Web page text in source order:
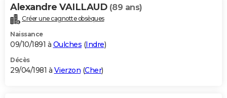
Alexandre VAILLAUD (89 ans)
Créer une cagnotte obsèques
Naissance
09/10/1891 à Oulches (Indre)
Décès
29/04/1981 à Vierzon (Cher)